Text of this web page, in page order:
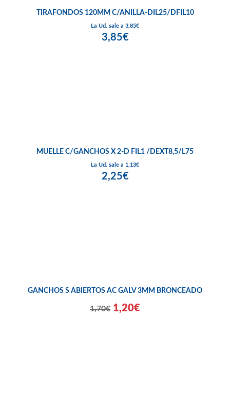
TIRAFONDOS 120MM C/ANILLA-DIL25/DFIL10
La Ud. sale a 3,85€
3,85€
MUELLE C/GANCHOS X 2-D FIL1 /DEXT8,5/L75
La Ud. sale a 1,13€
2,25€
GANCHOS S ABIERTOS AC GALV 3MM BRONCEADO
1,70€ 1,20€